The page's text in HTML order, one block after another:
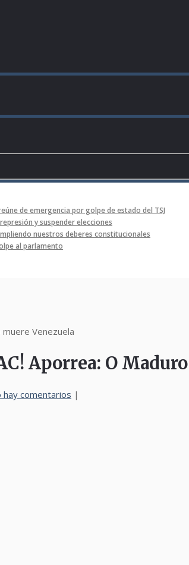
de emergencia por golpe de estado del TSJ
y suspender elecciones
nuestros deberes constitucionales
al parlamento
muere Venezuela
Aporrea: O
hay comentarios |